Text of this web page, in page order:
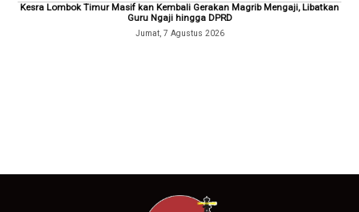
Kesra Lombok Timur Masif kan Kembali Gerakan Magrib Mengaji, Libatkan
Guru Ngaji hingga DPRD
Jumat, 7 Agustus 2026